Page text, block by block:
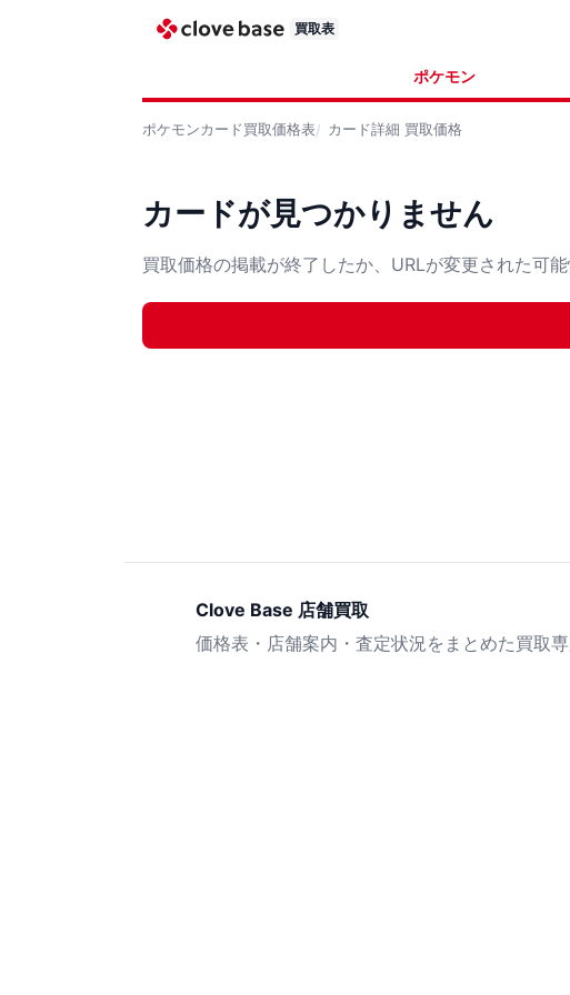
買取表
ポケモン
ポケモンカード買取価格表 カード詳細 買取価格
カードが見つかりません
買取価格の掲載が終了したか、URLが変更された可能
Clove Base 店舗買取
価格表・店舗案内・査定状況をまとめた買取専